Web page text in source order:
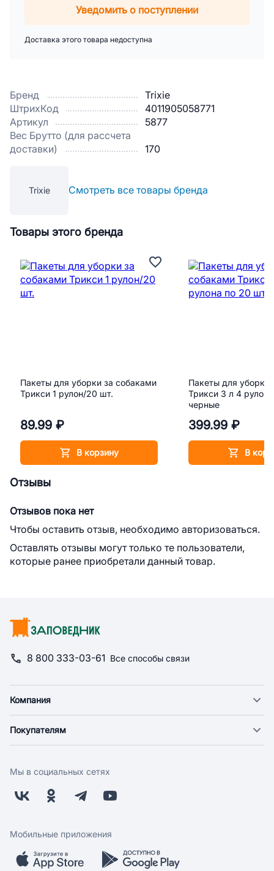
Бренд
Trixie
ШтрихКод
4011905058771
Артикул
5877
Вес Брутто (для рассчета
доставки)
170
Trixie Смотреть все товары бренда
Уведомить о поступлении
Доставка этого товара недоступна
Товары этого бренда
Пакеты для уборки за собаками
Трикси 1 рулон/20 шт.
89.99 ₽
В корзину
Пакеты для уборки
Трикси 3 л 4
черные
399.99 ₽
В
Отзывы
Отзывов пока нет
Чтобы оставить отзыв, необходимо авторизоваться.
Оставлять отзывы могут только те пользователи,
которые ранее приобретали данный товар.
8 800 333-03-61 Все способы связи
Компания
Новости
Поставщикам
Заводчикам
Обратная связь
Покупателям
Оплата
Бонусная программа
Скидки и акции
Мобильное приложение
Мы в социальных сетях
Мобильные приложения